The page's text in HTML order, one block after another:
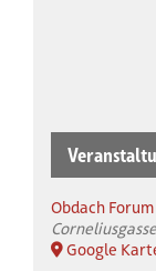
Obdach
Google